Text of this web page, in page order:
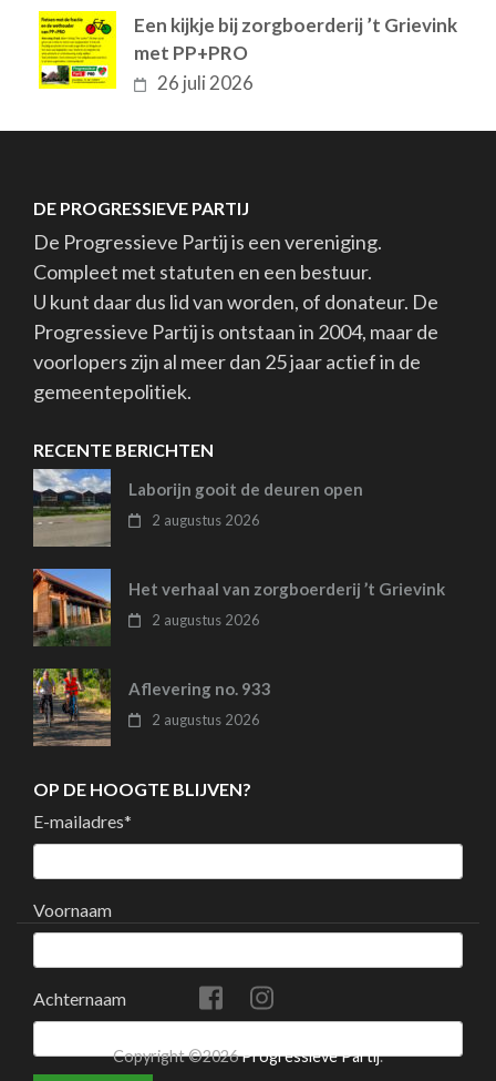
Een kijkje bij zorgboerderij ’t Grievink
met PP+PRO
26 juli 2026
DE PROGRESSIEVE PARTIJ
De Progressieve Partij is een vereniging.
Compleet met statuten en een bestuur.
U kunt daar dus lid van worden, of donateur. De
Progressieve Partij is ontstaan in 2004, maar de
voorlopers zijn al meer dan 25 jaar actief in de
gemeentepolitiek.
RECENTE BERICHTEN
Laborijn gooit de deuren open
2 augustus 2026
Het verhaal van zorgboerderij ’t Grievink
2 augustus 2026
Aflevering no. 933
2 augustus 2026
OP DE HOOGTE BLIJVEN?
E-mailadres*
Voornaam
Achternaam
Copyright ©2026Progressieve Partij.